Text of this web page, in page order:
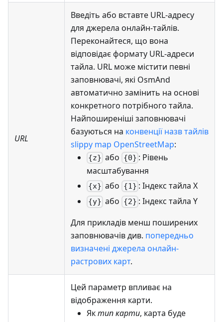
URL
Введіть або вставте URL-адресу
для джерела онлайн-тайлів.
Переконайтеся, що вона
відповідає формату URL-адреси
тайла. URL може містити певні
заповнювачі, які OsmAnd
автоматично замінить на основі
конкретного потрібного тайла.
Найпоширеніші заповнювачі
базуються на конвенції назв тайлів
slippy map OpenStreetMap:
{z} або {0} : Рівень
масштабування
{x} або {1} : Індекс тайла X
{y} або {2} : Індекс тайла Y
Для прикладів менш поширених
заповнювачів див. попередньо
визначені джерела онлайн-
растрових карт.
Цей параметр впливає на
відображення карти.
Яктип карти, карта буде